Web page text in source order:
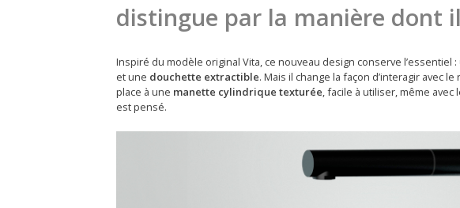
distingue par la manière dont
Inspiré du modèle original Vita, ce nouveau design conserve l’essentiel :
et une douchette extractible. Mais il change la façon d’interagir avec
place à une manette cylindrique texturée, facile à utiliser, même avec
est pensé.